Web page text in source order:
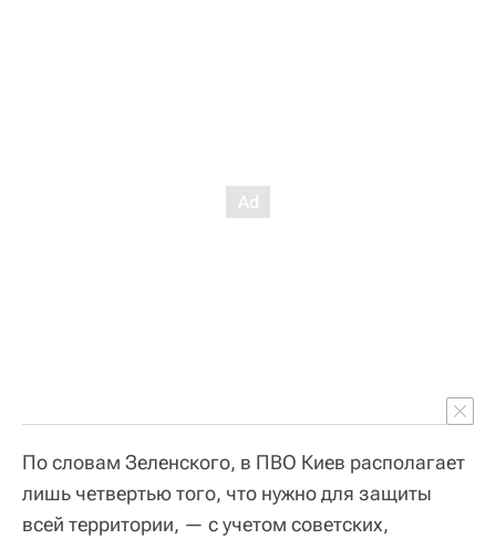
По словам Зеленского, в ПВО Киев располагает
лишь четвертью того, что нужно для защиты
всей территории, — с учетом советских,